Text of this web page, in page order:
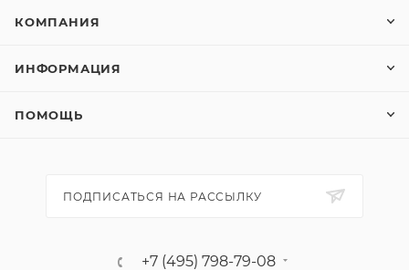
КОМПАНИЯ
ИНФОРМАЦИЯ
ПОМОЩЬ
ПОДПИСАТЬСЯ НА РАССЫЛКУ
+7 (495) 798-79-08